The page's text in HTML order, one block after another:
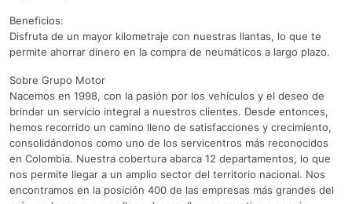
Beneficios:
Disfruta de un mayor kilometraje con nuestras llantas, lo que te
permite ahorrar dinero en la compra de neumáticos a largo plazo.
Sobre Grupo Motor
Nacemos en 1998, con la pasión por los vehículos y el deseo de
brindar un servicio integral a nuestros clientes. Desde entonces,
hemos recorrido un camino lleno de satisfacciones y crecimiento,
consolidándonos como uno de los servicentros más reconocidos
en Colombia. Nuestra cobertura abarca 12 departamentos, lo que
nos permite llegar a un amplio sector del territorio nacional. Nos
encontramos en la posición 400 de las empresas más grandes del